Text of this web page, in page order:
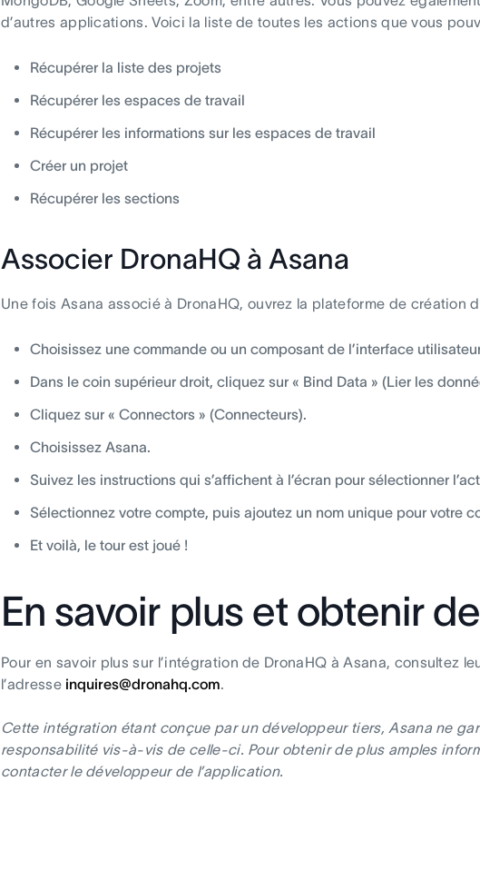
d’autres applications. Voici la liste de toutes les actions que vous
Récupérer la liste des projets
Récupérer les espaces de travail
Récupérer les informations sur les espaces de travail
Créer un projet
Récupérer les sections
Associer DronaHQ à Asana
Une fois Asana associé à DronaHQ, ouvrez la plateforme de création
Choisissez une commande ou un composant de l’interface
Dans le coin supérieur droit, cliquez sur « Bind Data » (Lier les
Cliquez sur « Connectors » (Connecteurs).
Choisissez Asana.
Suivez les instructions qui s’affichent à l’écran pour sélectionner
Sélectionnez votre compte, puis ajoutez un nom unique pour votre
Et voilà, le tour est joué !
En savoir plus et obtenir de
Pour en savoir plus sur l’intégration de DronaHQ à Asana, consultez
l’adresse inquires@dronahq.com.
Cette intégration étant conçue par un développeur tiers, Asana ne
responsabilité vis-à-vis de celle-ci. Pour obtenir de plus amples
contacter le développeur de l’application.